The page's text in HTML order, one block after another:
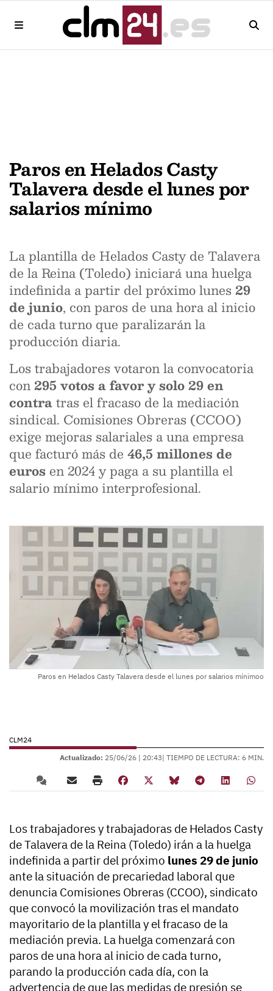
Paros en Helados Casty
Talavera desde el lunes por
salarios mínimo
La plantilla de Helados Casty de Talavera
de la Reina (Toledo) iniciará una huelga
indefinida a partir del próximo lunes 29
de junio, con paros de una hora al inicio
de cada turno que paralizarán la
producción diaria.
Los trabajadores votaron la convocatoria
con295 votos a favor y solo 29 en
contratras el fracaso de la mediación
sindical. Comisiones Obreras (CCOO)
exige mejoras salariales a una empresa
que facturó más de 46,5 millones de
euros en 2024 y paga a su plantilla el
salario mínimo interprofesional.
Paros en Helados Casty Talavera desde el lunes por salarios mínimoo
CLM24
Actualizado: 25/06/26 | 20:43| TIEMPO DE LECTURA: 6 MIN.
Los trabajadores y trabajadoras de Helados Casty
de Talavera de la Reina (Toledo) irán a la huelga
indefinida a partir del próximo lunes 29 de junio
ante la situación de precariedad laboral que
denuncia Comisiones Obreras (CCOO), sindicato
que convocó la movilización tras el mandato
mayoritario de la plantilla y el fracaso de la
mediación previa. La huelga comenzará con
paros de una hora al inicio de cada turno,
parando la producción cada día, con la
advertencia de que las medidas de presión se